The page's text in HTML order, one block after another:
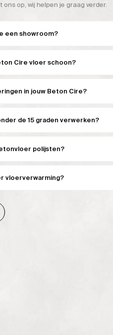
op, wij helpen je graag verder.
een showroom?
Cire vloer schoon?
in jouw Beton Cire?
de 15 graden verwerken?
polijsten?
vloerverwarming?